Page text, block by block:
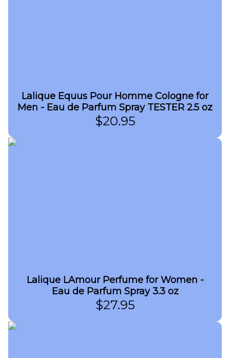
Lalique Equus Pour Homme Cologne for
Men - Eau de Parfum Spray TESTER 2.5 oz
$20.95
Lalique LAmour Perfume for Women -
Eau de Parfum Spray 3.3 oz
$27.95